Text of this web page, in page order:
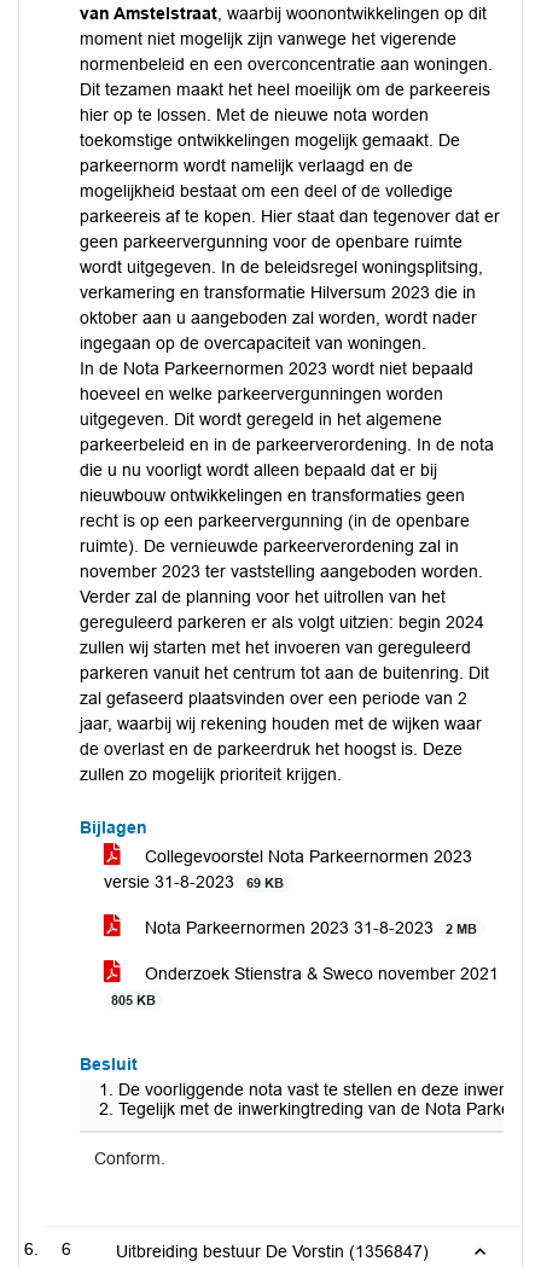
van Amstelstraat , waarbij woonontwikkelingen op dit
moment niet mogelijk zijn vanwege het vigerende
normenbeleid en een overconcentratie aan woningen.
Dit tezamen maakt het heel moeilijk om de parkeereis
hier op te lossen. Met de nieuwe nota worden
toekomstige ontwikkelingen mogelijk gemaakt. De
parkeernorm wordt namelijk verlaagd en de
mogelijkheid bestaat om een deel of de volledige
parkeereis af te kopen. Hier staat dan tegenover dat er
geen parkeervergunning voor de openbare ruimte
wordt uitgegeven. In de beleidsregel woningsplitsing,
verkamering en transformatie Hilversum 2023 die in
oktober aan u aangeboden zal worden, wordt nader
ingegaan op de overcapaciteit van woningen.
In de Nota Parkeernormen 2023 wordt niet bepaald
hoeveel en welke parkeervergunningen worden
uitgegeven. Dit wordt geregeld in het algemene
parkeerbeleid en in de parkeerverordening. In de nota
die u nu voorligt wordt alleen bepaald dat er bij
nieuwbouw ontwikkelingen en transformaties geen
recht is op een parkeervergunning (in de openbare
ruimte). De vernieuwde parkeerverordening zal in
november 2023 ter vaststelling aangeboden worden.
Verder zal de planning voor het uitrollen van het
gereguleerd parkeren er als volgt uitzien: begin 2024
zullen wij starten met het invoeren van gereguleerd
parkeren vanuit het centrum tot aan de buitenring. Dit
zal gefaseerd plaatsvinden over een periode van 2
jaar, waarbij wij rekening houden met de wijken waar
de overlast en de parkeerdruk het hoogst is. Deze
zullen zo mogelijk prioriteit krijgen.
Bijlagen
Collegevoorstel Nota Parkeernormen 2023
versie 31-8-2023
69 KB
Nota Parkeernormen 2023 31-8-2023 2 MB
Onderzoek Stienstra & Sweco november 2021
805 KB
Besluit
De voorliggende nota vast te stellen en deze
Tegelijk met de inwerkingtreding van de Nota
Conform.
6 Uitbreiding bestuur De Vorstin (1356847)